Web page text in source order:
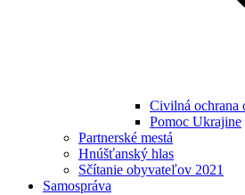
Civilná ochrana
Pomoc Ukrajine
Partnerské mestá
Hnúšťanský hlas
Sčítanie obyvateľov 2021
Samospráva